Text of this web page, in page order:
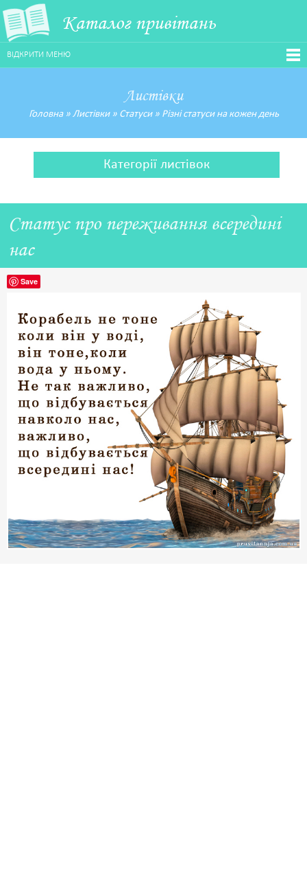
Каталог привітань
ВІДКРИТИ МЕНЮ
Листівки
Головна» Листівки» Статуси» Різні статуси на кожен день
Категорії листівок
Статус про переживання всередині
нас
Save